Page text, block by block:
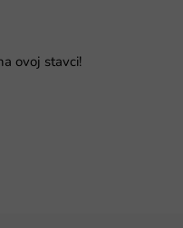
ovoj stavci!